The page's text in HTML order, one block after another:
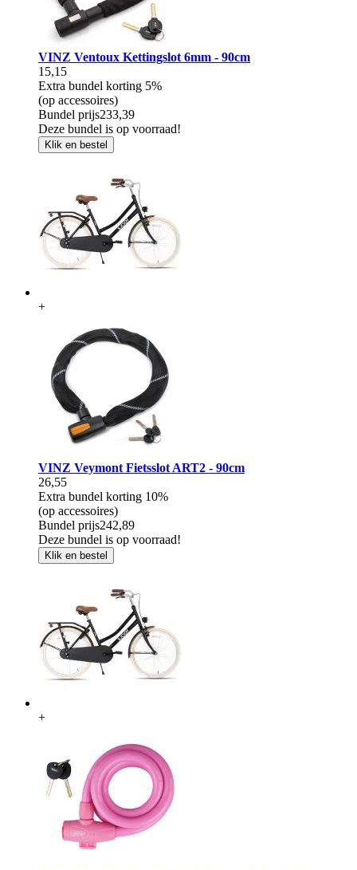
VINZ Ventoux Kettingslot 6mm - 90cm
15,15
Extra bundel korting 5%
(op accessoires)
Bundel prijs233,39
Deze bundel is op voorraad!
Klik en bestel
+
VINZ Veymont Fietsslot ART2 - 90cm
26,55
Extra bundel korting 10%
(op accessoires)
Bundel prijs242,89
Deze bundel is op voorraad!
Klik en bestel
+